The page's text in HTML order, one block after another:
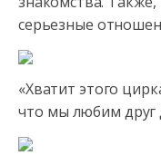
серьезные
«Хватит этого
что мы любим друг